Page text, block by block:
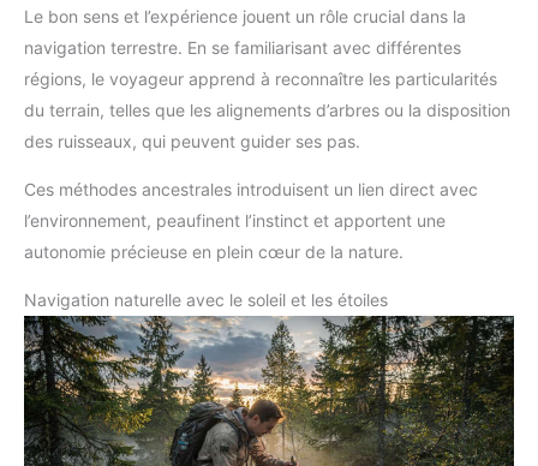
Le bon sens et l’expérience jouent un rôle crucial dans la
navigation terrestre. En se familiarisant avec différentes
régions, le voyageur apprend à reconnaître les particularités
du terrain, telles que les alignements d’arbres ou la disposition
des ruisseaux, qui peuvent guider ses pas.
Ces méthodes ancestrales introduisent un lien direct avec
l’environnement, peaufinent l’instinct et apportent une
autonomie précieuse en plein cœur de la nature.
Navigation naturelle avec le soleil et les étoiles